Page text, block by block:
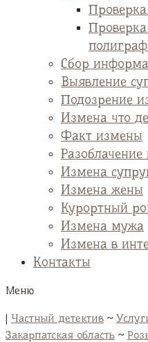
Сбор
Выявление
Подозрение
Измена что
Факт измены
Измена
Измена жены
Курортный
Измена мужа
Измена в
Контакты
Меню
| Частный детектив ~
Закарпатская область ~